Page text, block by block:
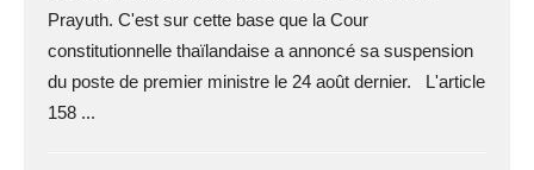
Prayuth. C'est sur cette base que la Cour
constitutionnelle thaïlandaise a annoncé sa suspension
du poste de premier ministre le 24 août dernier. L'article
158 ...